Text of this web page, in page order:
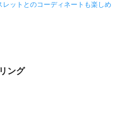
ットとのコーディネートも楽しめ
ング